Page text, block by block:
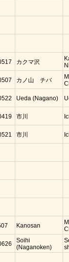
カクマ沢
カノ山 チバ
Ueda (Nagano)
市川
市川
Kanosan
Soihi
(Naganoken)